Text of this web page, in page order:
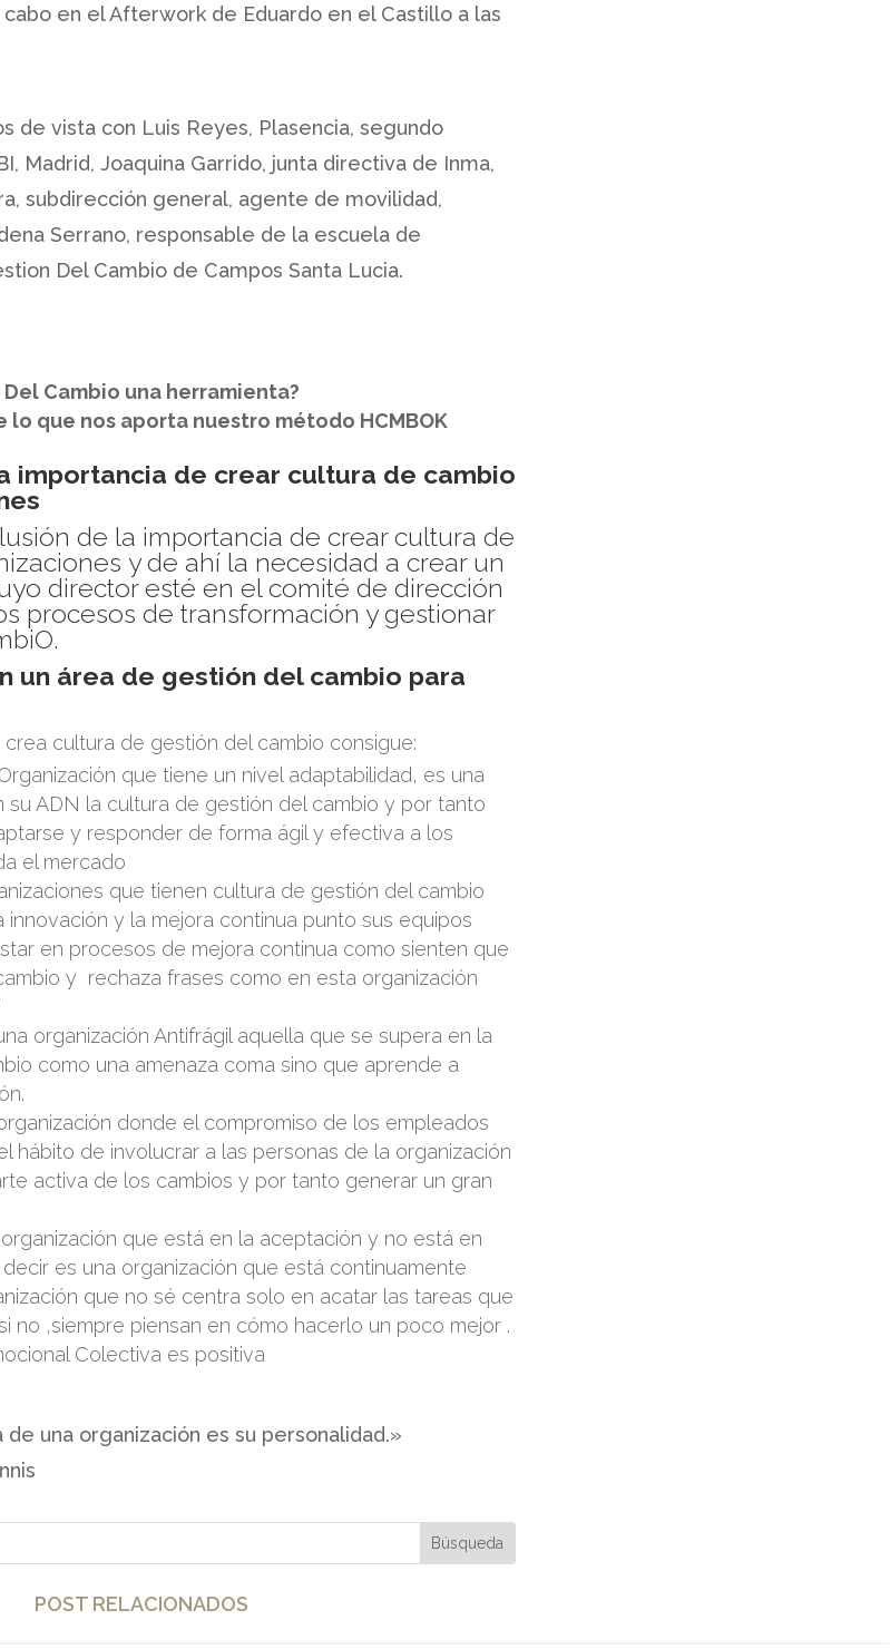
en el Afterwork de Eduardo en el Castillo a las
de vista con Luis Reyes, Plasencia, segundo
Madrid, Joaquina Garrido, junta directiva de Inma,
subdirección general, agente de movilidad,
Serrano, responsable de la escuela de
Del Cambio de Campos Santa Lucia.
Cambio una herramienta?
lo que nos aporta nuestro método HCMBOK
importancia de crear cultura de cambio
de la importancia de crear cultura de
y de ahí la necesidad a crear un
director esté en el comité de dirección
procesos de transformación y gestionar
un área de gestión del cambio para
cultura de gestión del cambio consigue:
que tiene un nivel adaptabilidad, es una
su ADN la cultura de gestión del cambio y por tanto
y responder de forma ágil y efectiva a los
el mercado
que tienen cultura de gestión del cambio
y la mejora continua punto sus equipos
en procesos de mejora continua como sienten que
y rechaza frases como en esta organización
organización Antifrágil aquella que se supera en la
como una amenaza coma sino que aprende a
donde el compromiso de los empleados
hábito de involucrar a las personas de la organización
activa de los cambios y por tanto generar un gran
que está en la aceptación y no está en
es una organización que está continuamente
que no sé centra solo en acatar las tareas que
no ,siempre piensan en cómo hacerlo un poco mejor .
Colectiva es positiva
de una organización es su personalidad.»
POST RELACIONADOS